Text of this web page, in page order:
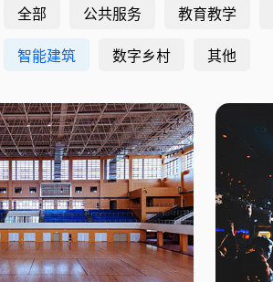
全部 公共服务 教育教学
智能建筑
数字乡村 其他